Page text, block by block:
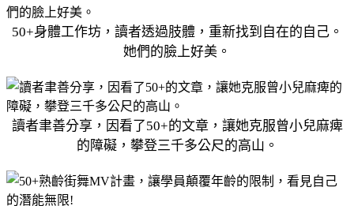
50+身體工作坊，讀者透過肢體，重新找到自在的自己。
她們的臉上好美。
讀者聿善分享，因看了50+的文章，讓她克服曾小兒麻痺
的障礙，攀登三千多公尺的高山。